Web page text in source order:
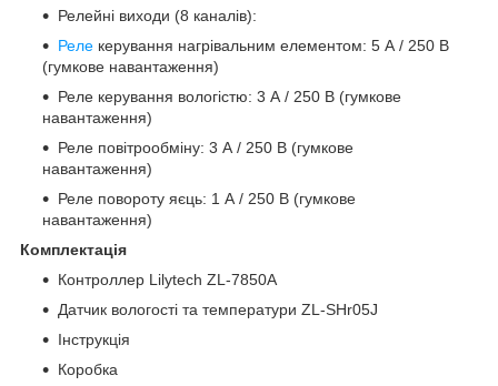
Релейні виходи (8 каналів):
Реле керування нагрівальним елементом: 5 А / 250 В
(гумкове навантаження)
Реле керування вологістю: 3 А / 250 В (гумкове
навантаження)
Реле повітрообміну: 3 А / 250 В (гумкове
навантаження)
Реле повороту яєць: 1 А / 250 В (гумкове
навантаження)
Комплектація
Контроллер Lilytech ZL-7850A
Датчик вологості та температури ZL-SHr05J
Інструкція
Коробка